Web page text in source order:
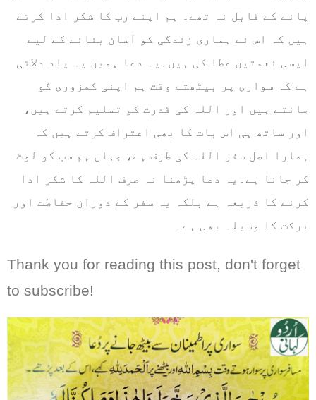
پانے کے قابل نہ تھے۔ ہم اپنے رب کا شکر ادا کرتے
ہیں کہ اس نے ہماری زندگی کو آسان بنانے کے لیے
ایسی نعمتیں عطا کی ہیں۔یہ دعا ہمیں یہ یاد دلاتی
ہے کہ سواری پر بیٹھتے وقت ہم اپنی کمزوری کو
مانتے ہیں اور اللہ کی قدرت کو تسلیم کرتے ہیں،
اور ساتھ ہی اس بات کا بھی اعتراف کرتے ہیں کہ
ہمارا اصل سفر اللہ کی طرف ہے، جہاں ہم سب کو لوٹ
کر جانا ہے۔یہ دعا پڑھنا نہ صرف اللہ کا شکر ادا
کرنے کا ذریعہ ہے بلکہ یہ سفر کے دوران حفاظت اور
برکت کا وسیلہ بھی ہے۔
Thank you for reading this post, don't forget
to subscribe!